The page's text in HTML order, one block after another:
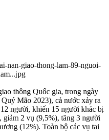
thông Quốc gia, trong ngày
Mão 2023), cả nước xảy ra
người, khiến 15 người khác bị
2 vụ (9,5%), tăng 3 người
(12%). Toàn bộ các vụ tai